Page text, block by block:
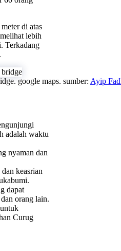
di atas
lebih
Terkadang
google maps. sumber: Ayip
adalah waktu
nyaman dan
keasrian
dapat
orang lain.
Curug